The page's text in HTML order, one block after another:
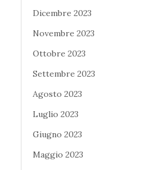
Dicembre 2023
Novembre 2023
Ottobre 2023
Settembre 2023
Agosto 2023
Luglio 2023
Giugno 2023
Maggio 2023